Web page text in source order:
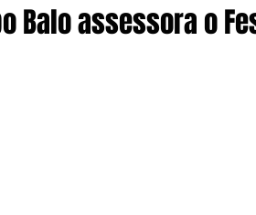
Balo assessora o